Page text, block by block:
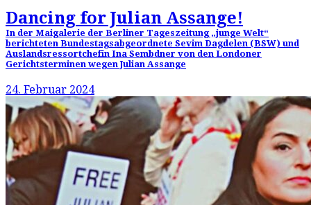
Dancing for Julian Assange!
In der Maigalerie der Berliner Tageszeitung „junge Welt“
berichteten Bundestagsabgeordnete Sevim Dagdelen (BSW) und
Auslandsressortchefin Ina Sembdner von den Londoner
Gerichtsterminen wegen Julian Assange
24. Februar 2024